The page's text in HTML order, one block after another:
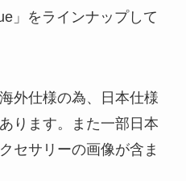
」をラインナップして
外仕様の為、日本仕様
ります。また一部日本
セサリーの画像が含ま